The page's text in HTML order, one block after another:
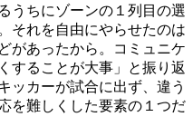
うちにゾーンの１列目の選
それを自由にやらせたのは
があったから。コミュニケ
することが大事」と振り返
ッカーが試合に出ず、違う
を難しくした要素の１つだ